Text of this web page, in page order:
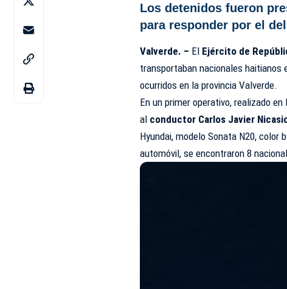
Los detenidos fueron
para responder por el
Valverde. – El Ejército de
transportaban nacionales haitianos
ocurridos en la provincia Valverde.
En un primer operativo, realizado en
al conductor Carlos Javier
Hyundai, modelo Sonata N20, color
automóvil, se encontraron 8